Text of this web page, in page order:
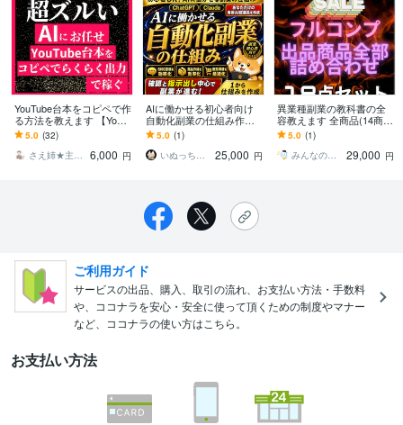
YouTube台本をコピペで作
る方法を教えます 【YouT
ube】海外の反応台本をAI
で出力できるプロンプト
5.0 (32)
さえ姉★主婦でも会社員の年収超え
6,000 円
AIに働かせる初心者向け
自動化副業の仕組み作り
ます AI従業員×ChatGPT×
Claude×副業自動化×SNS
5.0 (1)
いぬっち＠コンテンツ×仕組み化副業のプロ
25,000 円
異業種副業の教科書の全
容教えます 全商品(14商品
＋未公開4)計18コンテン
ツが濃縮！
5.0 (1)
みんなの副業屋さん
29,000 円
ご利用ガイド
サービスの出品、購入、取引の流れ、お支払い方法・手数料
や、ココナラを安心・安全に使って頂くための制度やマナー
など、ココナラの使い方はこちら。
お支払い方法